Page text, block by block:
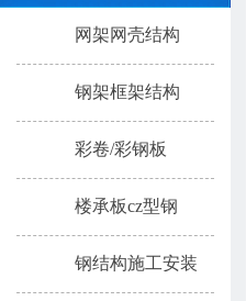
网架网壳结构
钢架框架结构
彩卷/彩钢板
楼承板cz型钢
钢结构施工安装